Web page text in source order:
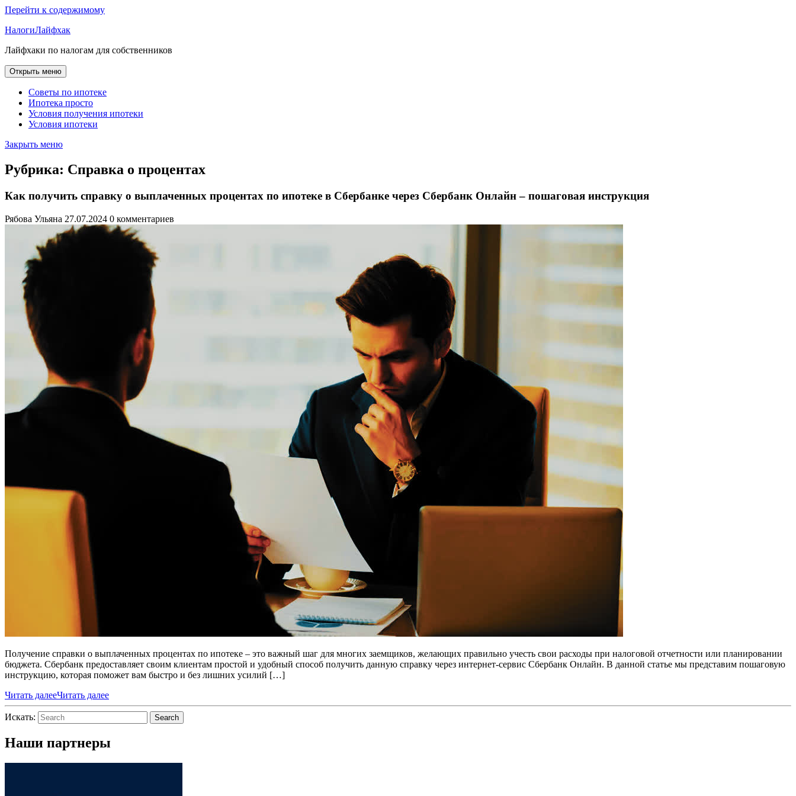
Перейти к содержимому
НалогиЛайфхак
Лайфхаки по налогам для собственников
Открыть меню
Советы по ипотеке
Ипотека просто
Условия получения ипотеки
Условия ипотеки
Закрыть меню
Рубрика: Справка о процентах
Как получить справку о выплаченных процентах по ипотеке в Сбербанке через Сбербанк Онлайн – пошаговая инструкция
Рябова Ульяна 27.07.2024 0 комментариев
Получение справки о выплаченных процентах по ипотеке – это важный шаг для многих заемщиков, желающих правильно учесть свои расходы при налоговой отчетности или планировании
бюджета. Сбербанк предоставляет своим клиентам простой и удобный способ получить данную справку через интернет-сервис Сбербанк Онлайн. В данной статье мы представим пошаговую
инструкцию, которая поможет вам быстро и без лишних усилий […]
Читать далееЧитать далее
Искать: Search
Наши партнеры